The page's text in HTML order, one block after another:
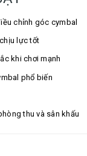
chỉnh góc cymbal
lực tốt
khi chơi mạnh
phổ biến
thu và sân khấu